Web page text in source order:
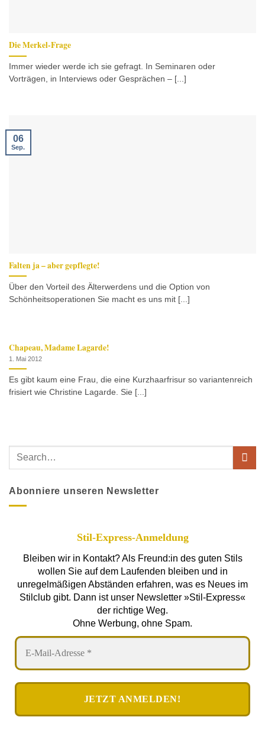
Die Merkel-Frage
Immer wieder werde ich sie gefragt. In Seminaren oder
Vorträgen, in Interviews oder Gesprächen – [...]
Falten ja – aber gepflegte!
Über den Vorteil des Älterwerdens und die Option von
Schönheitsoperationen Sie macht es uns mit [...]
06
Sep.
Chapeau, Madame Lagarde!
1. Mai 2012
Es gibt kaum eine Frau, die eine Kurzhaarfrisur so variantenreich
frisiert wie Christine Lagarde. Sie [...]
Abonniere unseren Newsletter
Stil-Express-Anmeldung
Bleiben wir in Kontakt? Als Freund:in des guten Stils
wollen Sie auf dem Laufenden bleiben und in
unregelmäßigen Abständen erfahren, was es Neues im
Stilclub gibt. Dann ist unser Newsletter »Stil-Express«
der richtige Weg.
Ohne Werbung, ohne Spam.